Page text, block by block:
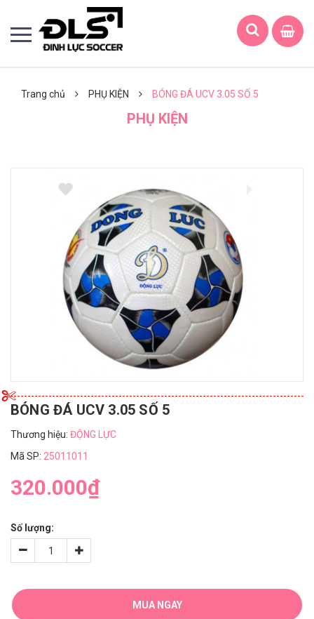
Trang chủ PHỤ KIỆN BÓNG ĐÁ UCV 3.05 SỐ 5
PHỤ KIỆN
BÓNG ĐÁ UCV 3.05 SỐ 5
Thương hiệu: ĐỘNG LỰC
Mã SP: 25011011
320.000₫
Số lượng:
MUA NGAY